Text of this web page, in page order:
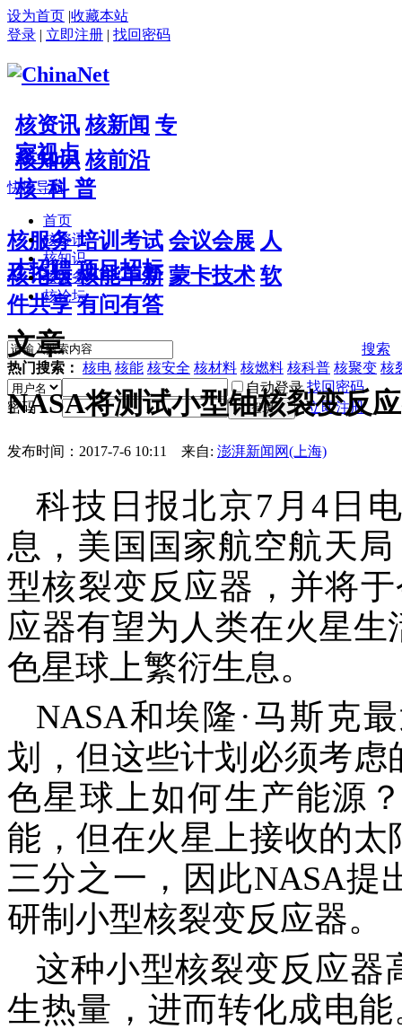
设为首页 |收藏本站
登录 | 立即注册 | 找回密码
核资讯 核新闻 专
家视点
核知识 核前沿
核 科 普
核服务 培训考试 会议会展 人
才招聘 项目招标
核论坛 核能革新 蒙卡技术 软
件共享 有问有答
搜索
热门搜索： 核电 核能 核安全 核材料 核燃料 核科普 核聚变 核
自动登录 找回密码
密码
登录 立即注册
快捷导航
首页
核资讯
核知识
核服务
核论坛
文章
NASA将测试小型铀核裂变反
发布时间：2017-7-6 10:11 来自: 澎湃新闻网(上海)
科技日报北京7月4日
息，美国国家航空航天
型核裂变反应器，并将
应器有望为人类在火星
色星球上繁衍生息。
NASA和埃隆·马斯克
划，但这些计划必须考
色星球上如何生产能源
能，但在火星上接收的
三分之一，因此NASA
研制小型核裂变反应器。
这种小型核裂变反应器
生热量，进而转化成电